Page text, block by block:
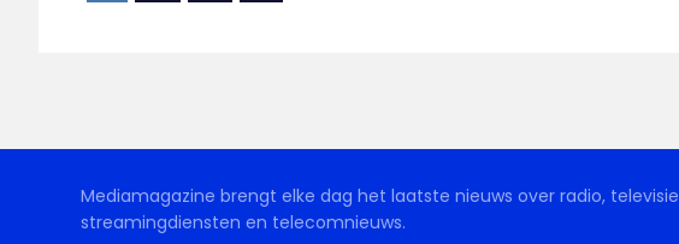
berichten
Mediamagazine brengt elke dag het laatste nieuws over radio,
streamingdiensten en telecomnieuws.